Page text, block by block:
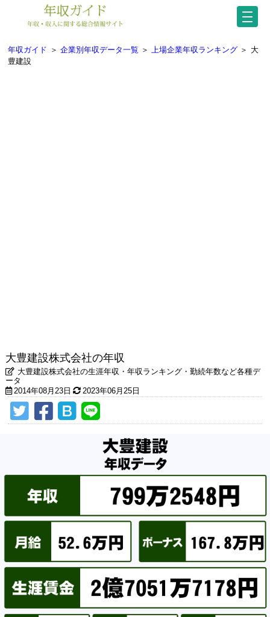
年収ガイド ＞ 企業別年収データ一覧 ＞ 上場企業年収ランキング ＞ 大
豊建設
大豊建設株式会社の年収
大豊建設株式会社の生涯年収・年収ランキング・勤続年数など各種デ
ータ
2014年08月23日
2023年06月25日